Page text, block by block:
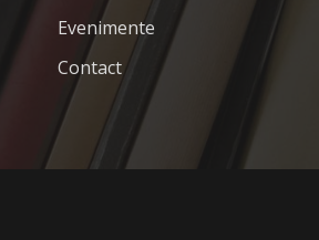
Evenimente
Contact